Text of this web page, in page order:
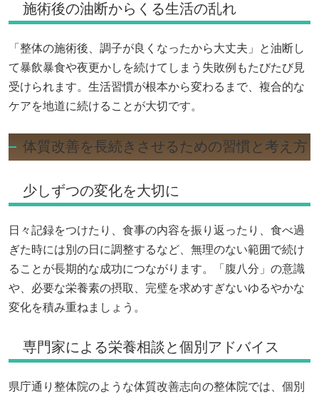
施術後の油断からくる生活の乱れ
「整体の施術後、調子が良くなったから大丈夫」と油断し
て暴飲暴食や夜更かしを続けてしまう失敗例もたびたび見
受けられます。生活習慣が根本から変わるまで、複合的な
ケアを地道に続けることが大切です。
体質改善を長続きさせるための習慣と考え方
少しずつの変化を大切に
日々記録をつけたり、食事の内容を振り返ったり、食べ過
ぎた時には別の日に調整するなど、無理のない範囲で続け
ることが長期的な成功につながります。「腹八分」の意識
や、必要な栄養素の摂取、完璧を求めすぎないゆるやかな
変化を積み重ねましょう。
専門家による栄養相談と個別アドバイス
県庁通り整体院のような体質改善志向の整体院では、個別